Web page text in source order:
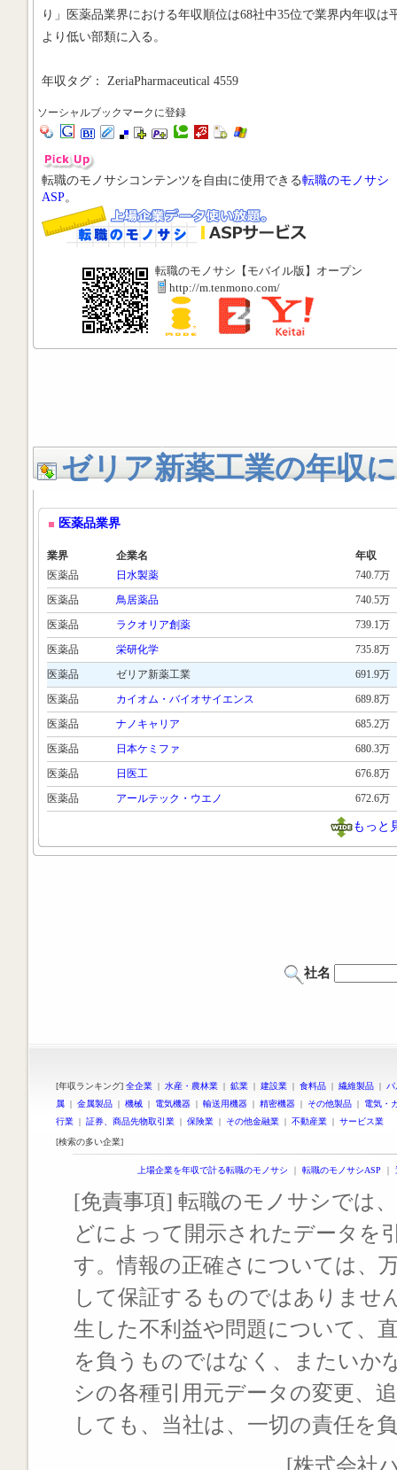
り」医薬品業界における年収順位は68社中35位で業界内年収は
より低い部類に入る。
年収タグ： ZeriaPharmaceutical 4559
ソーシャルブックマークに登録
転職のモノサシコンテンツを自由に使用できる転職のモノサシ
ASP。
転職のモノサシ【モバイル版】オープン
http://m.tenmono.com/
ゼリア新薬工業の年収
医薬品業界
業界 企業名
年収
医薬品
日水製薬
740.7万
医薬品
鳥居薬品
740.5万
医薬品
ラクオリア創薬
739.1万
医薬品
栄研化学
735.8万
医薬品
ゼリア新薬工業
691.9万
医薬品
カイオム・バイオサイエンス
689.8万
医薬品
ナノキャリア
685.2万
医薬品
日本ケミファ
680.3万
医薬品
日医工
676.8万
医薬品
アールテック・ウエノ 672.6万
もっと
社名
[年収ランキング] 全企業 | 水産・農林業 | 鉱業 | 建設業 | 食料品 | 繊維製品 |
属 | 金属製品 | 機械 | 電気機器 | 輸送用機器 | 精密機器 | その他製品 | 電気・
行業 | 証券、商品先物取引業 | 保険業 | その他金融業 | 不動産業 | サービス業
[検索の多い企業]
上場企業を年収で計る転職のモノサシ ｜ 転職のモノサシASP ｜
[免責事項] 転職のモノサシでは
どによって開示されたデータを
す。情報の正確さについては、
して保証するものではありませ
生した不利益や問題について、
を負うものではなく、またいか
シの各種引用元データの変更、
しても、当社は、一切の責任を
[株式会社